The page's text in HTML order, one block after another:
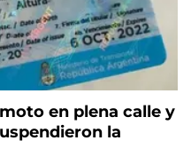
en plena calle y
la